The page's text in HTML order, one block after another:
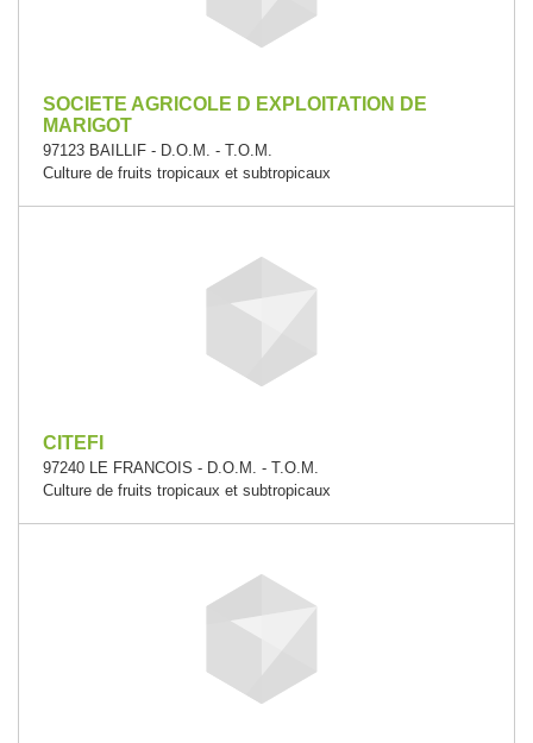
SOCIETE AGRICOLE D EXPLOITATION DE
MARIGOT
97123 BAILLIF - D.O.M. - T.O.M.
Culture de fruits tropicaux et subtropicaux
CITEFI
97240 LE FRANCOIS - D.O.M. - T.O.M.
Culture de fruits tropicaux et subtropicaux